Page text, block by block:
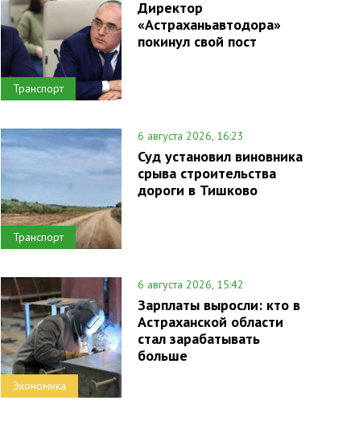
Транспорт
Директор
«Астраханьавтодора»
покинул свой пост
Транспорт
6 августа 2026, 16:23
Суд установил виновника
срыва строительства
дороги в Тишково
Экономика
6 августа 2026, 15:42
Зарплаты выросли: кто в
Астраханской области
стал зарабатывать
больше